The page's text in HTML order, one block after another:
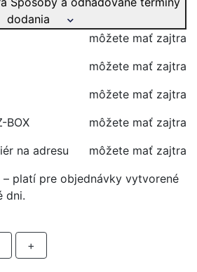
dodania
môžete mať zajtra
môžete mať zajtra
môžete mať zajtra
BOX
môžete mať zajtra
na adresu
môžete mať zajtra
platí pre objednávky vytvorené
dni.
+